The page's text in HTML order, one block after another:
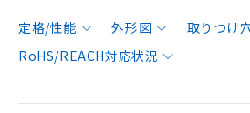
定格/性能 外形図 取りつけ
RoHS/REACH対応状況